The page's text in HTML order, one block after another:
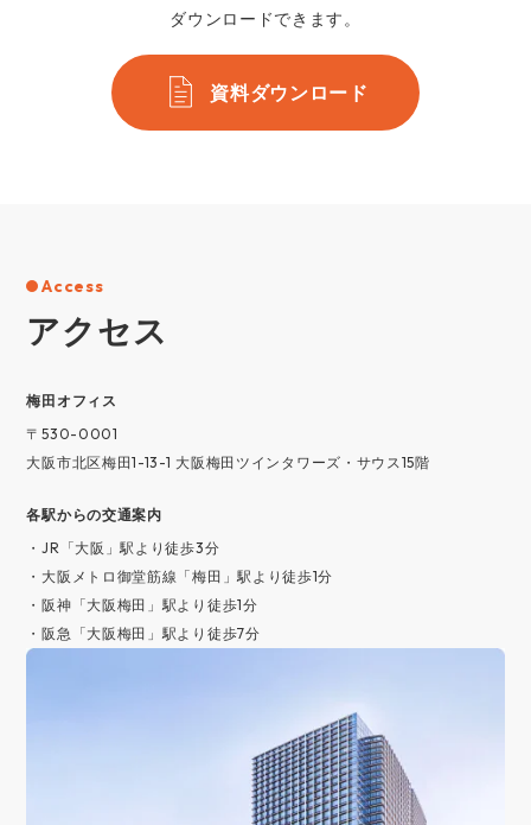
ダウンロードできます。
資料ダウンロード
Access
アクセス
梅⽥オフィス
〒530-0001
大阪市北区梅田1-13-1 大阪梅田ツインタワーズ・サウス15階
各駅からの交通案内
・JR「大阪」駅より徒歩3分
・大阪メトロ御堂筋線「梅田」駅より徒歩1分
・阪神「大阪梅田」駅より徒歩1分
・阪急「大阪梅田」駅より徒歩7分